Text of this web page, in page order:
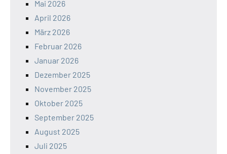
Mai 2026
April 2026
März 2026
Februar 2026
Januar 2026
Dezember 2025
November 2025
Oktober 2025
September 2025
August 2025
Juli 2025